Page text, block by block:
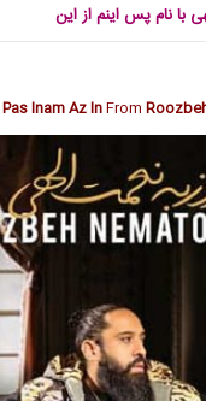
با نام پس اینم از این
Pas Inam Az InFrom